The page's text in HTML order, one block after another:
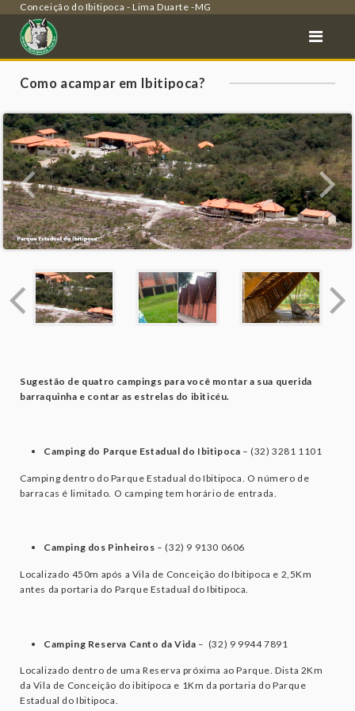
Conceição do Ibitipoca - Lima Duarte -MG
Como acampar em Ibitipoca?
Sugestão de quatro campings para você montar a sua querida
barraquinha e contar as estrelas do ibiticéu.
Camping do Parque Estadual do Ibitipoca – (32) 3281 1101
Camping dentro do Parque Estadual do Ibitipoca. O número de
barracas é limitado. O camping tem horário de entrada.
Camping dos Pinheiros – (32) 9 9130 0606
Localizado 450m após a Vila de Conceição do Ibitipoca e 2,5Km
antes da portaria do Parque Estadual do Ibitipoca.
Camping Reserva Canto da Vida – (32) 9 9944 7891
Localizado dentro de uma Reserva próxima ao Parque. Dista 2Km
da Vila de Conceição do ibitipoca e 1Km da portaria do Parque
Estadual do Ibitipoca.